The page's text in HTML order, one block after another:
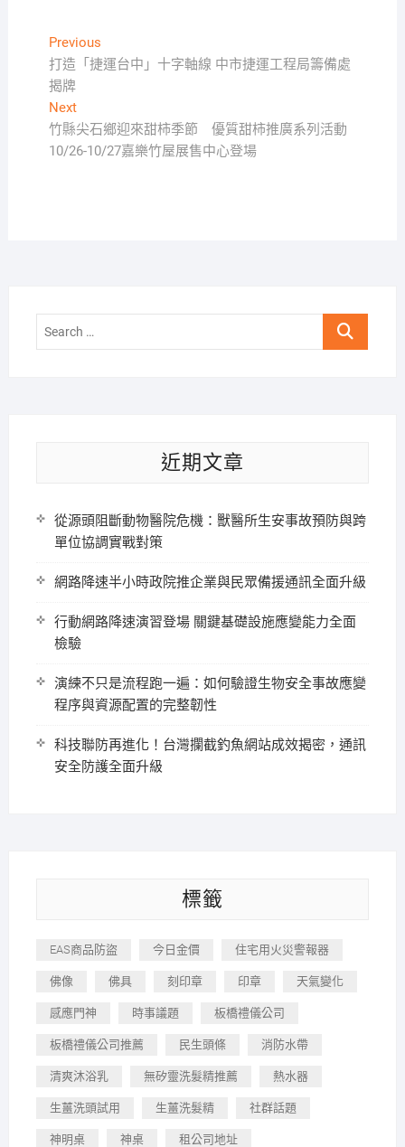
文
章
導
覽
PreviousPrevious
post:
打造「捷運台中」十字軸線 中市捷運工程局籌備處
揭牌
NextNext
post:
竹縣尖石鄉迎來甜柿季節 優質甜柿推廣系列活動
10/26-10/27嘉樂竹屋展售中心登場
Search
近期文章
從源頭阻斷動物醫院危機：獸醫所生安事故預防與跨
單位協調實戰對策
網路降速半小時政院推企業與民眾備援通訊全面升級
行動網路降速演習登場 關鍵基礎設施應變能力全面
檢驗
演練不只是流程跑一遍：如何驗證生物安全事故應變
程序與資源配置的完整韌性
科技聯防再進化！台灣攔截釣魚網站成效揭密，通訊
安全防護全面升級
標籤
EAS商品防盜 今日金價 住宅用火災警報器
佛像 佛具 刻印章 印章 天氣變化
感應門神 時事議題 板橋禮儀公司
板橋禮儀公司推薦 民生頭條 消防水帶
清爽沐浴乳 無矽靈洗髮精推薦 熱水器
生薑洗頭試用 生薑洗髮精 社群話題
神明桌 神桌 租公司地址